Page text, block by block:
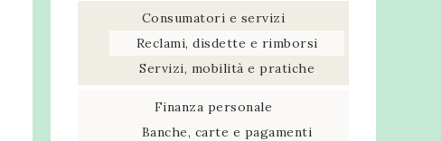
Consumatori e servizi
Reclami, disdette e rimborsi
Servizi, mobilità e pratiche
Finanza personale
Banche, carte e pagamenti